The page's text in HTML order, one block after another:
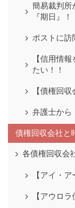
簡易裁判所
『期日』！
ポストに訪
【信用情
たい！！
【債権回
弁護士から
債権回収会社と
各債権回収会
【アイ・
【アウロ